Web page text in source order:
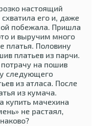
настоящий
его и, даже
побежала. Пришла
и выручим много
платья. Половину
платьев из парчи.
потрачу на пошив
следующего
из атласа. После
из кумача.
купить мачехина
не растаял,